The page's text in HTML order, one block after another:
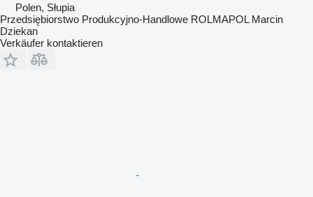
Polen, Słupia
Przedsiębiorstwo Produkcyjno-Handlowe ROLMAPOL Marcin
Dziekan
Verkäufer kontaktieren